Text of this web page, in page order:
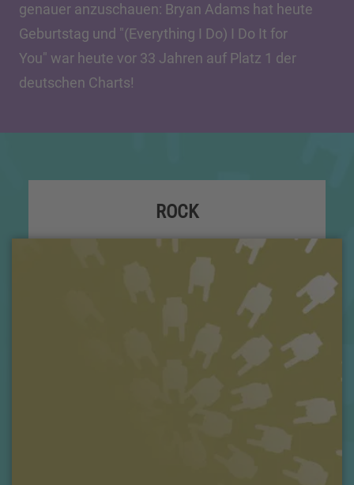
genauer anzuschauen: Bryan Adams hat heute
Geburtstag und "(Everything I Do) I Do It for
You" war heute vor 33 Jahren auf Platz 1 der
deutschen Charts!
ROCK